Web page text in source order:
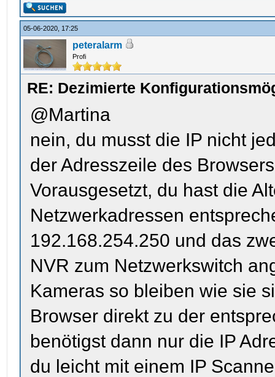
05-06-2020, 17:25
peteralarm
Profi
RE: Dezimierte
@Martina
nein, du musst die IP nicht
der Adresszeile des
Vorausgesetzt, du hast die
Netzwerkadressen
192.168.254.250 und das
NVR zum Netzwerkswitch
Kameras so bleiben wie sie
Browser direkt zu der
benötigst dann nur die IP
du leicht mit einem IP